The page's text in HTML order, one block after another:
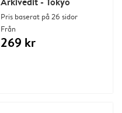
Pris baserat på 26 sidor
Från
269 kr